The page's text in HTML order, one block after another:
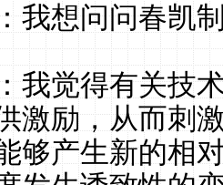
我想问问春凯
我觉得有关技
激励，从而刺
够产生新的相